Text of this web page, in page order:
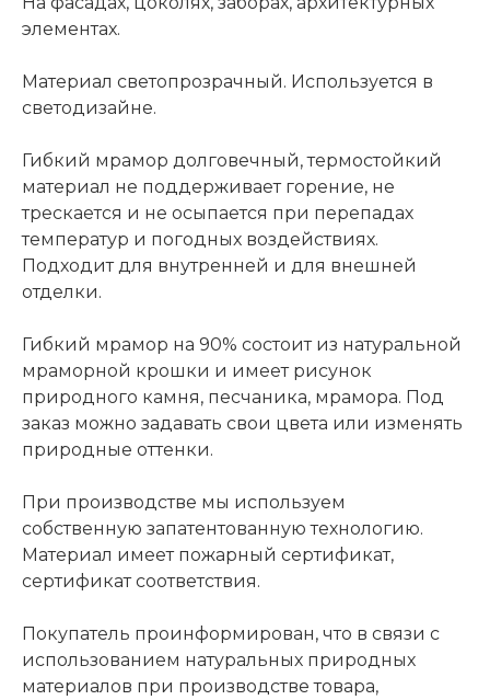
элементах.
Материал светопрозрачный. Используется в
светодизайне.
Гибкий мрамор долговечный, термостойкий
материал не поддерживает горение, не
трескается и не осыпается при перепадах
температур и погодных воздействиях.
Подходит для внутренней и для внешней
отделки.
Гибкий мрамор на 90% состоит из натуральной
мраморной крошки и имеет рисунок
природного камня, песчаника, мрамора. Под
заказ можно задавать свои цвета или изменять
природные оттенки.
При производстве мы используем
собственную запатентованную технологию.
Материал имеет пожарный сертификат,
сертификат соответствия.
Покупатель проинформирован, что в связи с
использованием натуральных природных
материалов при производстве товара,